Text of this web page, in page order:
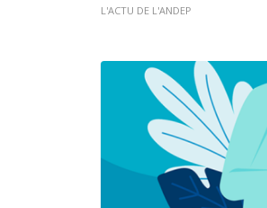
L'ACTU DE L'ANDEP